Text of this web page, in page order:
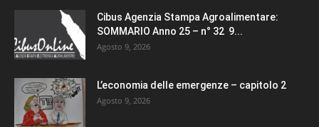
Cibus Agenzia Stampa Agroalimentare:
SOMMARIO Anno 25 – n° 32 9...
Agosto 9, 2026
L’economia delle emergenze – capitolo 2
Agosto 9, 2026